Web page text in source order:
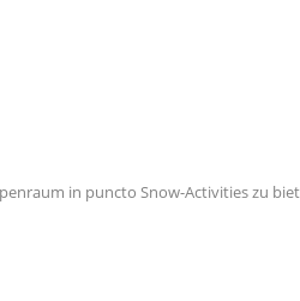
in puncto Snow-Activities zu